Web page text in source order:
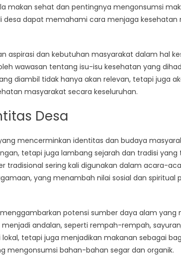
makan sehat dan pentingnya mengonsumsi
desa dapat memahami cara menjaga kesehatan
aspirasi dan kebutuhan masyarakat dalam hal
wawasan tentang isu-isu kesehatan yang
diambil tidak hanya akan relevan, tetapi juga
masyarakat secara keseluruhan.
Desa
mencerminkan identitas dan budaya
tetapi juga lambang sejarah dan tradisi yang
tradisional sering kali digunakan dalam acara-
yang menambah nilai sosial dan spiritual
potensi sumber daya alam yang
andalan, seperti rempah-rempah,
tetapi juga menjadikan makanan sebagai
mengonsumsi bahan-bahan segar dan organik.